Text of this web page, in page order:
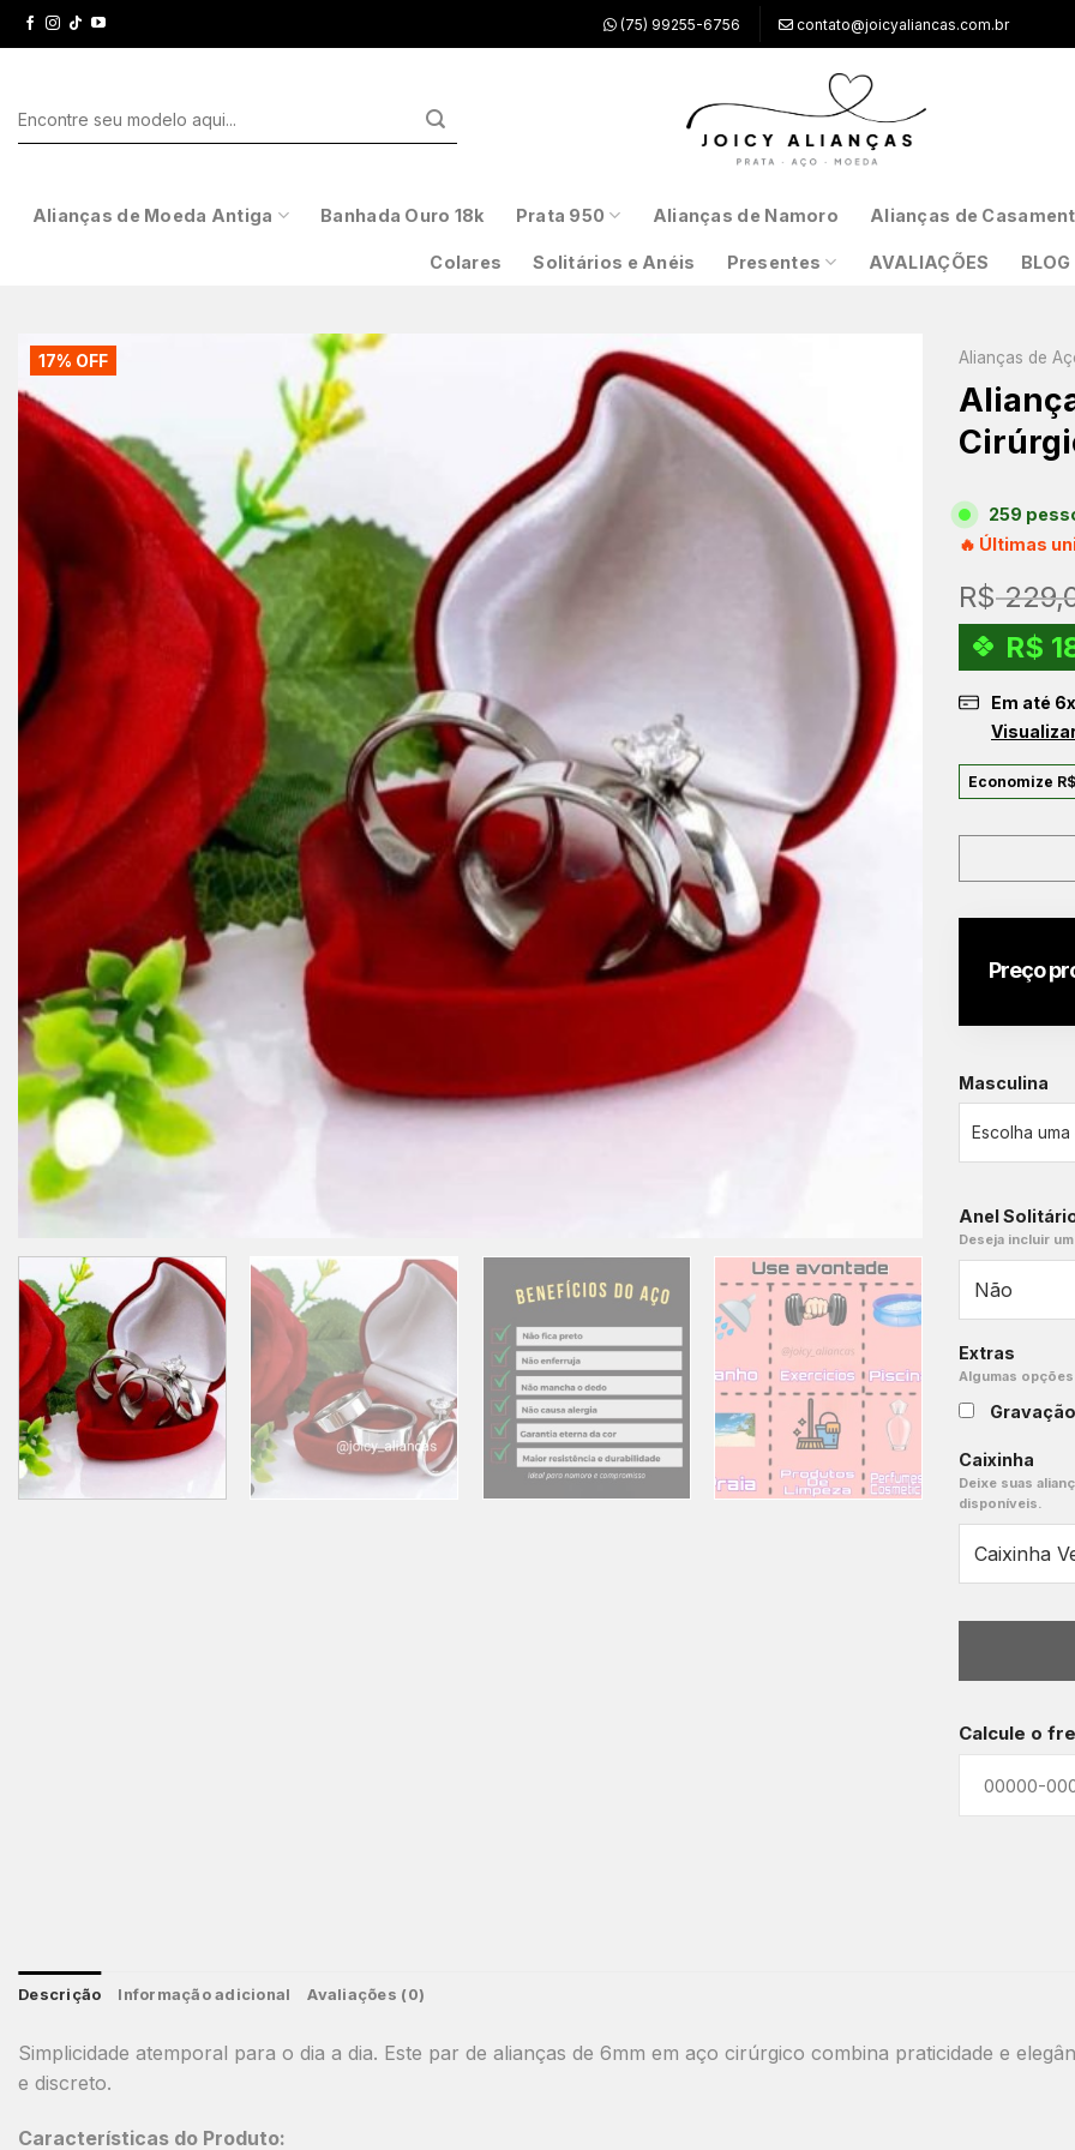
Skip
to
(75) 99255-6756 contato@joicyaliancas.com.br
por:
Alianças de Moeda Antiga Banhada Ouro 18k Prata 950 Alianças de Namoro Alianças de
Colares Solitários e Anéis Presentes AVALIAÇÕES BLOG
17% OFF Alianças de
259
🔥 Últimas
R$
R$
Em até 6
Economize R$
Preço
Masculina
Anel
Deseja incluir
Extras
Algumas
Caixinha
Deixe suas
disponíveis.
Calcule o
Descrição Informação adicional Avaliações (0)
Simplicidade atemporal para o dia a dia. Este par de alianças de 6mm em aço cirúrgico combina praticidade e
e discreto.
Características do Produto: